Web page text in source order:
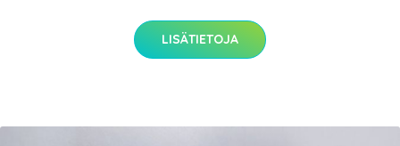
LISÄTIETOJA